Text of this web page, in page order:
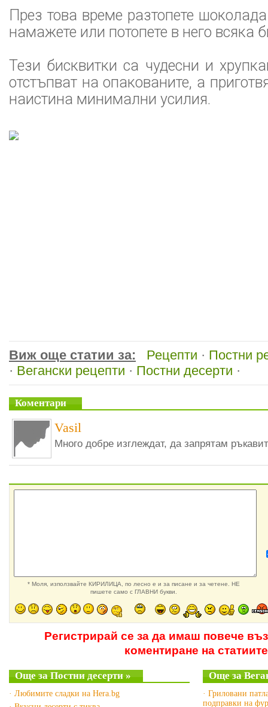
През това време разтопете
намажете или потопете в него всяка
Тези бисквитки са чудесни и
отстъпват на опакованите, а
наистина минимални усилия.
Виж още статии за: Рецепти · Постни
· Вегански рецепти · Постни десерти ·
Коментари
Vasil
Много добре изглеждат, да запрятам
* Моля, използвайте КИРИЛИЦА, по лесно е и за писане и за четене. НЕ
пишете само с ГЛАВНИ букви.
Регистрирай се за да имаш повече
коментиране на статиите
Още за Постни десерти »
· Любимите сладки на Hera.bg
Още за
· Гриловани
подправки на